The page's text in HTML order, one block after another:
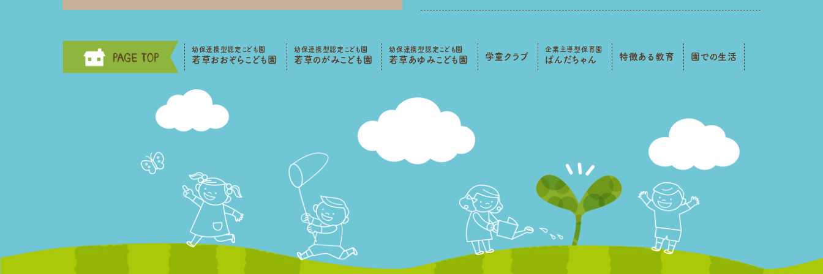
幼保連携型認定こども園
若草おおぞらこども園
幼保連携型認定こども園
若草のがみこども園
幼保連携型認定こども園
若草あゆみこども園 学童クラブ
企業主導型保育園
ぱんだちゃん 特徴ある教育 園での生活